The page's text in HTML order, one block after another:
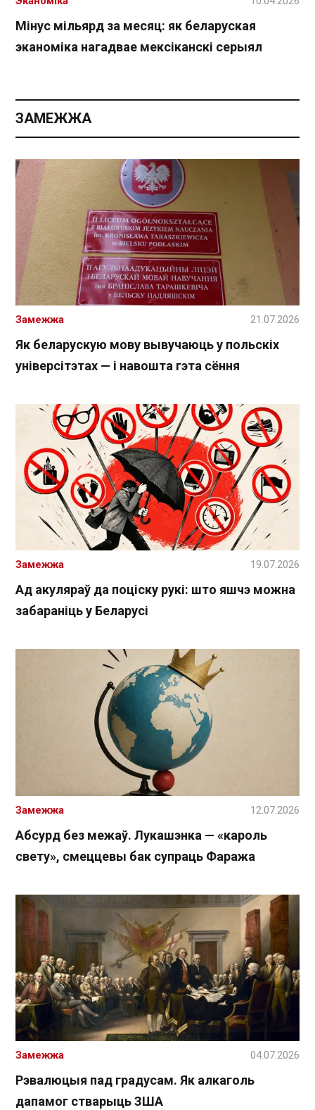
Мінус мільярд за месяц: як беларуская
эканоміка нагадвае мексіканскі серыял
ЗАМЕЖЖА
Як беларускую мову вывучаюць у польскіх
універсітэтах — і навошта гэта сёння
Замежжа 21.07.2026
Ад акуляраў да поціску рукі: што яшчэ можна
забараніць у Беларусі
Замежжа 19.07.2026
Абсурд без межаў. Лукашэнка — «кароль
свету», смеццевы бак супраць Фаража
Замежжа 12.07.2026
Рэвалюцыя пад градусам. Як алкаголь
дапамог стварыць ЗША
Замежжа 04.07.2026